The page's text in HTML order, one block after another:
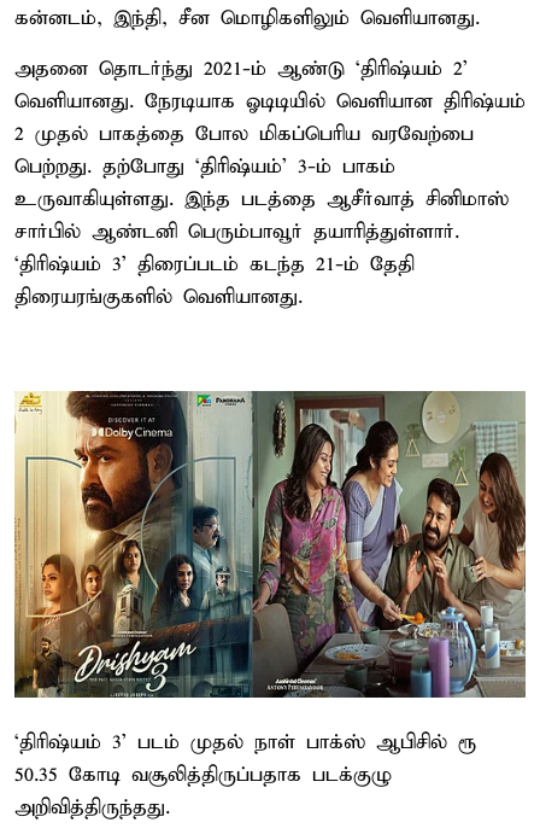
கன்னடம், இந்தி, சீன மொழிகளிலும் வெளியானது.
அதனை தொடர்ந்து 2021-ம் ஆண்டு ‘திரிஷ்யம் 2’
வெளியானது. நேரடியாக ஓடிடியில் வெளியான திரிஷ்யம்
2 முதல் பாகத்தை போல மிகப்பெரிய வரவேற்பை
பெற்றது. தற்போது ‘திரிஷ்யம்’ 3-ம் பாகம்
உருவாகியுள்ளது. இந்த படத்தை ஆசீர்வாத் சினிமாஸ்
சார்பில் ஆண்டனி பெரும்பாவூர் தயாரித்துள்ளார்.
‘திரிஷ்யம் 3’ திரைப்படம் கடந்த 21-ம் தேதி
திரையரங்குகளில் வெளியானது.
‘திரிஷ்யம் 3’ படம் முதல் நாள் பாக்ஸ் ஆபிசில் ரூ
50.35 கோடி வசூலித்திருப்பதாக படக்குழு
அறிவித்திருந்தது.